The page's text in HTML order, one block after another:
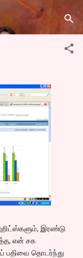
இரண்டு
என் சக
பதிவை தொடர்ந்து